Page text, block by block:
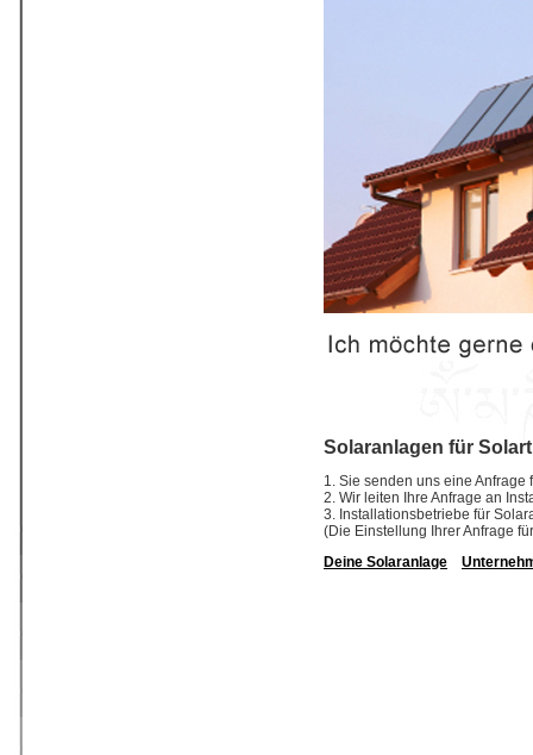
Solaranlagen für
1. Sie senden uns eine
2. Wir leiten Ihre Anfrage an
3. Installationsbetriebe für
(Die Einstellung Ihrer Anfrage
Deine Solaranlage